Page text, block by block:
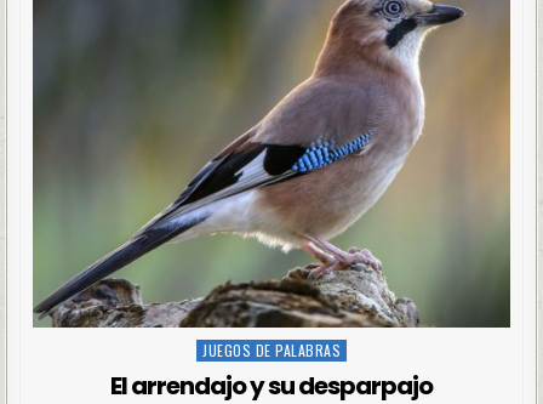
Posted
in
JUEGOS DE PALABRAS
El arrendajo y su desparpajo